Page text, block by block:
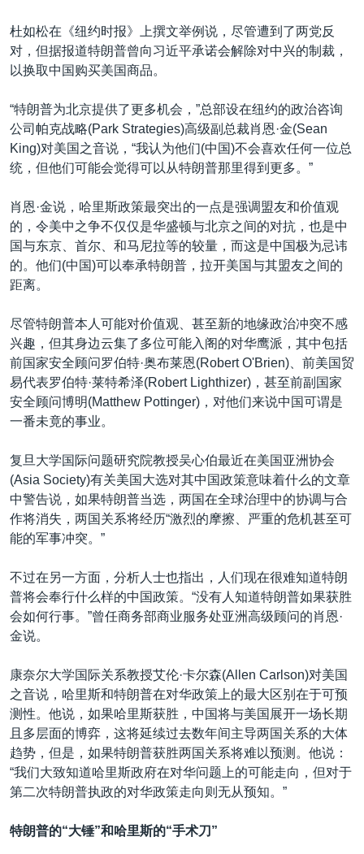
杜如松在《纽约时报》上撰文举例说，尽管遭到了两党反
对，但据报道特朗普曾向习近平承诺会解除对中兴的制裁，
以换取中国购买美国商品。
“特朗普为北京提供了更多机会，”总部设在纽约的政治咨询
公司帕克战略(Park Strategies)高级副总裁肖恩·金(Sean
King)对美国之音说，“我认为他们(中国)不会喜欢任何一位总
统，但他们可能会觉得可以从特朗普那里得到更多。”
肖恩·金说，哈里斯政策最突出的一点是强调盟友和价值观
的，令美中之争不仅仅是华盛顿与北京之间的对抗，也是中
国与东京、首尔、和马尼拉等的较量，而这是中国极为忌讳
的。他们(中国)可以奉承特朗普，拉开美国与其盟友之间的
距离。
尽管特朗普本人可能对价值观、甚至新的地缘政治冲突不感
兴趣，但其身边云集了多位可能入阁的对华鹰派，其中包括
前国家安全顾问罗伯特·奥布莱恩(Robert O'Brien)、前美国贸
易代表罗伯特·莱特希泽(Robert Lighthizer)，甚至前副国家
安全顾问博明(Matthew Pottinger)，对他们来说中国可谓是
一番未竟的事业。
复旦大学国际问题研究院教授吴心伯最近在美国亚洲协会
(Asia Society)有关美国大选对其中国政策意味着什么的文章
中警告说，如果特朗普当选，两国在全球治理中的协调与合
作将消失，两国关系将经历“激烈的摩擦、严重的危机甚至可
能的军事冲突。”
不过在另一方面，分析人士也指出，人们现在很难知道特朗
普将会奉行什么样的中国政策。“没有人知道特朗普如果获胜
会如何行事。”曾任商务部商业服务处亚洲高级顾问的肖恩·
金说。
康奈尔大学国际关系教授艾伦·卡尔森(Allen Carlson)对美国
之音说，哈里斯和特朗普在对华政策上的最大区别在于可预
测性。他说，如果哈里斯获胜，中国将与美国展开一场长期
且多层面的博弈，这将延续过去数年间主导两国关系的大体
趋势，但是，如果特朗普获胜两国关系将难以预测。他说：
“我们大致知道哈里斯政府在对华问题上的可能走向，但对于
第二次特朗普执政的对华政策走向则无从预知。”
特朗普的“大锤”和哈里斯的“手术刀”